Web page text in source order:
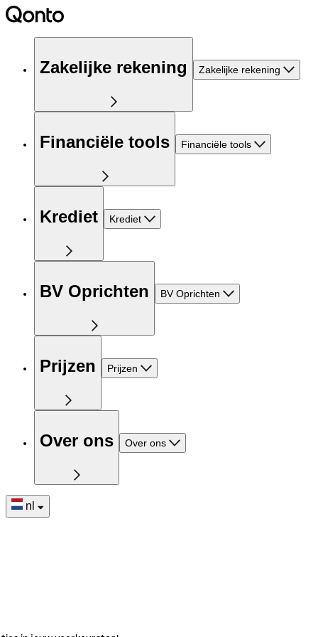
Zakelijke rekening Zakelijke rekening
Financiële tools Financiële tools
Krediet Krediet
BV Oprichten BV Oprichten
Prijzen Prijzen
Over ons Over ons
nl